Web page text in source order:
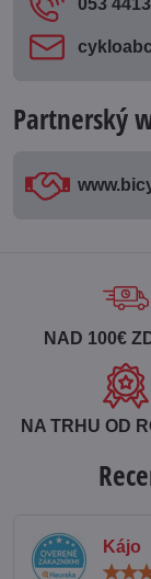
053
Partnerský
NAD 100€
NA TRHU OD
Kájo